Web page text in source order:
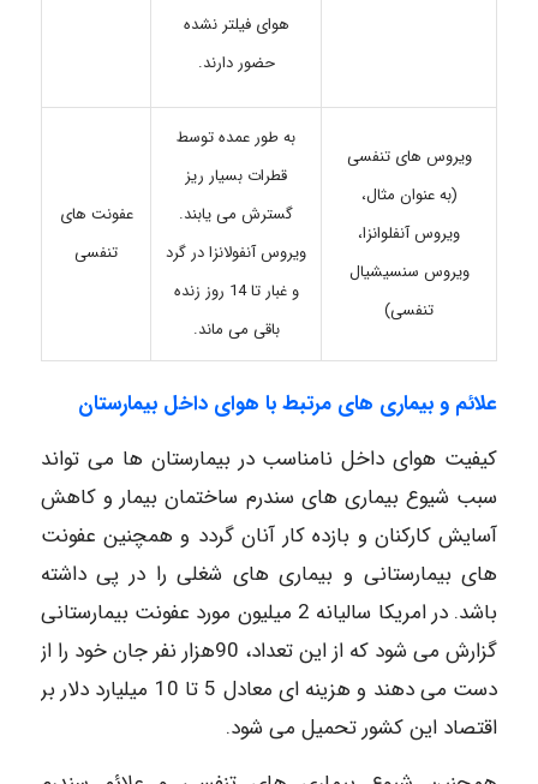
هوای فیلتر نشده
حضور دارند.
ویروس های تنفسی
(به عنوان مثال،
ویروس آنفلوانزا،
ویروس سنسیشیال
تنفسی)
به طور عمده توسط
قطرات بسیار ریز
گسترش می یابند.
ویروس آنفولانزا در گرد
و غبار تا 14 روز زنده
باقی می ماند.
عفونت های
تنفسی
علائم و بیماری های مرتبط با هوای داخل بیمارستان
کیفیت هوای داخل نامناسب در بیمارستان ها می تواند
سبب شیوع بیماری های سندرم ساختمان بیمار و کاهش
آسایش کارکنان و بازده کار آنان گردد و همچنین عفونت
های بیمارستانی و بیماری های شغلی را در پی داشته
باشد. در امریکا سالیانه 2 میلیون مورد عفونت بیمارستانی
گزارش می شود که از این تعداد، 90هزار نفر جان خود را از
دست می دهند و هزینه ای معادل 5 تا 10 میلیارد دلار بر
اقتصاد این کشور تحمیل می شود.